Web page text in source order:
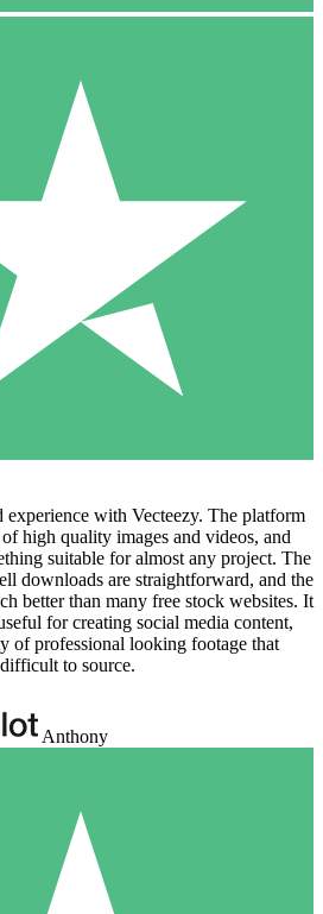
experience with Vecteezy. The platform
high quality images and videos, and
suitable for almost any project. The
downloads are straightforward, and the
better than many free stock websites. It
for creating social media content,
of professional looking footage that
to source.
Anthony